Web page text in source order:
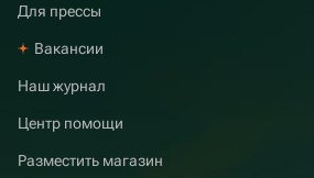
Для прессы
Вакансии
Наш журнал
Центр помощи
Разместить магазин